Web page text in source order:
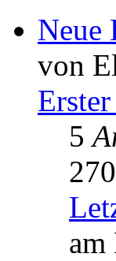
Neue
von
5
am